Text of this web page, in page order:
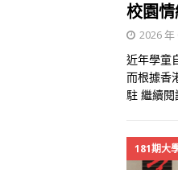
校園
2026 年
近年學童
而根據香
駐 繼續閱
181期大